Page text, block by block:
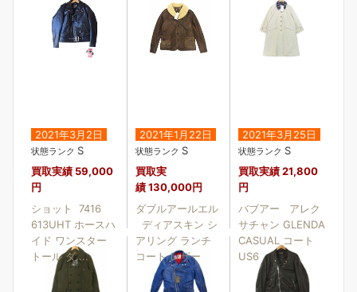
2021年3月2日
状態ランク S
買取実績 59,000
円
ショット 7416
613UHT ホースハ
イド ワンスター
トール ダ....
2021年1月22日
状態ランク S
買取実
績130,000円
ダブルアールエル
ディアスキン シ
アリング ランチ
コート レザー
2021年3月25日
状態ランク S
買取実績21,800
円
バブアー アレク
サチャン GLENDA
CASUAL コート
US6